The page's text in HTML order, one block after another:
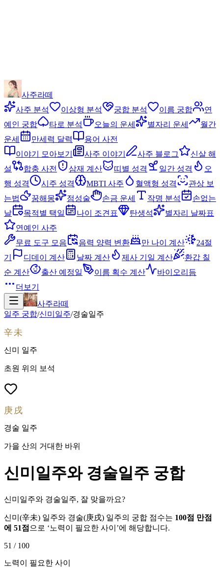
사주라떼
사주 분석
이상형 분석 궁합 분석 이름 궁합
연
예인 궁합
타로 분석 오늘의 운세 별자리 운세
월간
운세
만세력 달력
용어 사전
이야기 모아보기
사주 이야기 사주 블로그
신살 해
설
합충 사전 삼재 계산 띠별 성격 일간 성격
오
행 성격
시주 성격 MBTI 사주 혈액형 성격
관상 보
는법
꿈해몽 점성술 손금 운세 작명 분석
손없는
날
목적별 택일 나이 조견표 탄생석
별자리 날짜표
연예인 사주
무료 도구 모음
음력 양력 변환 만 나이 계산
24절
기
디데이 계산 날짜 계산 제사 기일 계산
환갑 칠
순 계산
출산 예정일 이름 획수 계산
바이오리듬
더보기
사주라떼
일주 궁합/신미 일주/경술일주
辛未
신미 일주
초원 위의 보석
庚戌
경술 일주
가을 산의 거대한 바위
신미일주와 경술일주 궁합
신미일주와 경술일주, 잘 맞을까요?
신미 (辛未) 일주와 경술(庚戌) 일주의 궁합 점수는 100점 만점
에 51점 으로 ‘노력이 필요한 사이 ’에 해당합니다.
51 / 100
노력이 필요한 사이